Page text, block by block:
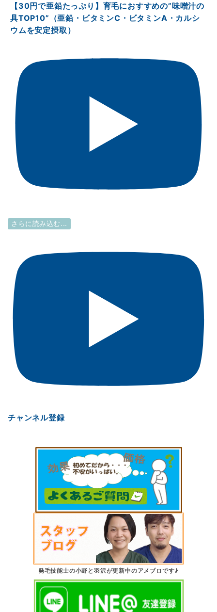
【30円で亜鉛たっぷり】育毛におすすめの”味噌汁の
具TOP10”（亜鉛・ビタミンⅭ・ビタミンA・カルシ
ウムを安定摂取）
さらに読み込む...
チャンネル登録
発毛技能士の小野と羽沢が更新中のアメブロです♪